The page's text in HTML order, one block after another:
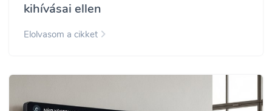
kihívásai ellen
Elolvasom a cikket